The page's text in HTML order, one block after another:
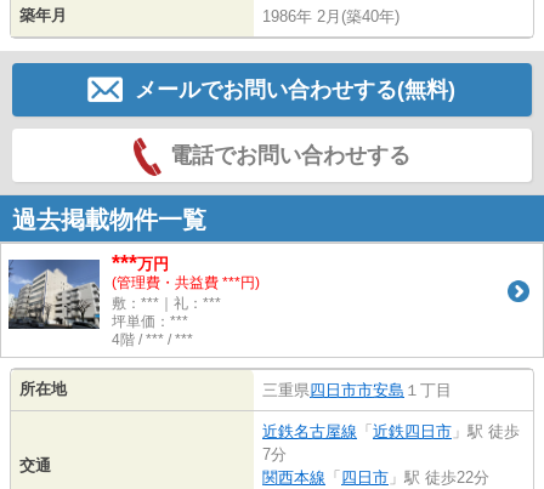
築年月 1986年 2月(築40年)
メールでお問い合わせする(無料)
電話でお問い合わせする
過去掲載物件一覧
***万円
(管理費・共益費 ***円)
敷：***｜礼：***
坪単価：***
4階 / *** / ***
所在地 三重県四日市市安島 １丁目
交通
近鉄名古屋線 「 近鉄四日市 」駅 徒歩
7分
関西本線 「 四日市 」駅 徒歩22分